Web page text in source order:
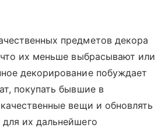
предметов декора
их меньше выбрасывают или
декорирование побуждает
покупать бывшие в
вещи и обновлять
их дальнейшего